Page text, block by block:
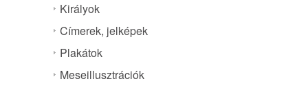
Királyok
Címerek, jelképek
Plakátok
Meseillusztrációk